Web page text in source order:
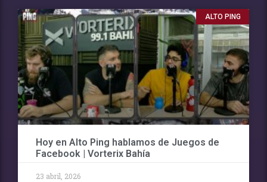
ALTO PING
Hoy en Alto Ping hablamos de Juegos de
Facebook | Vorterix Bahía
23 abril, 2026